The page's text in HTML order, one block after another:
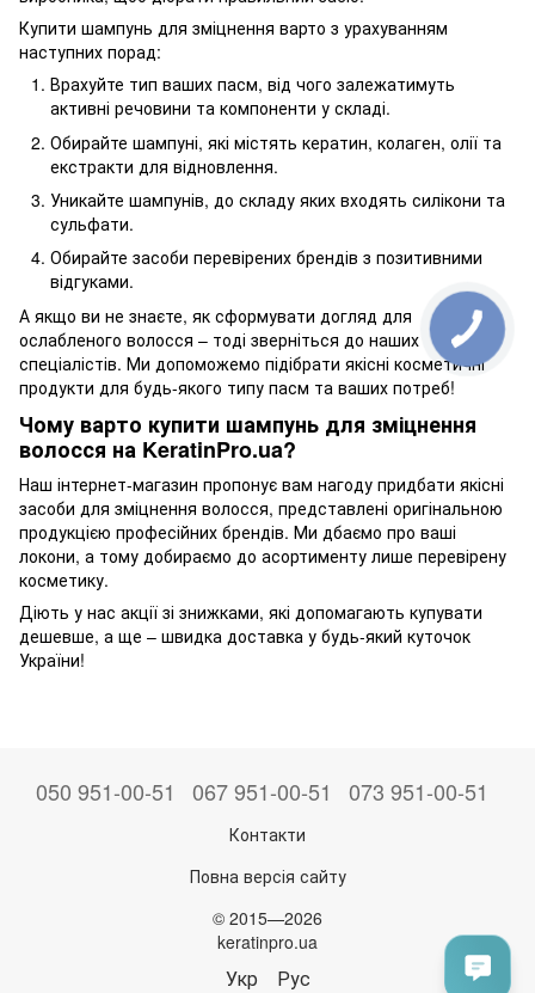
Купити шампунь для зміцнення варто з урахуванням
наступних порад:
Врахуйте тип ваших пасм, від чого залежатимуть
активні речовини та компоненти у складі.
Обирайте шампуні, які містять кератин, колаген, олії та
екстракти для відновлення.
Уникайте шампунів, до складу яких входять силікони та
сульфати.
Обирайте засоби перевірених брендів з позитивними
відгуками.
А якщо ви не знаєте, як сформувати догляд для
ослабленого волосся – тоді зверніться до наших
спеціалістів. Ми допоможемо підібрати якісні косметичні
продукти для будь-якого типу пасм та ваших потреб!
Чому варто купити шампунь для зміцнення
волосся на KeratinPro.ua?
Наш інтернет-магазин пропонує вам нагоду придбати якісні
засоби для зміцнення волосся, представлені оригінальною
продукцією професійних брендів. Ми дбаємо про ваші
локони, а тому добираємо до асортименту лише перевірену
косметику.
Діють у нас акції зі знижками, які допомагають купувати
дешевше, а ще – швидка доставка у будь-який куточок
України!
050 951-00-51 067 951-00-51 073 951-00-51
Контакти
Повна версія сайту
© 2015—2026
keratinpro.ua
Укр Рус